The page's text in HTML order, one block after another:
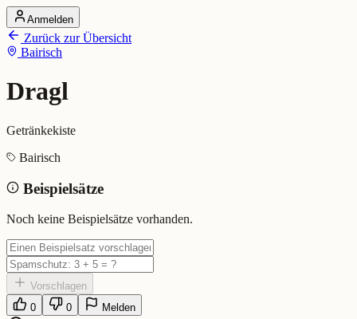
Startseite
Alle Dialekte
Dialekte vergleichen
Dialekt-Karte
Ranking
Dragl (Bairisch)
Bedeutung: Getränkekiste
Eingereicht von: Mundwerk Team
Anmelden
Zurück zur Übersicht
Bairisch
Dragl
Getränkekiste
Bairisch
Beispielsätze
Noch keine Beispielsätze vorhanden.
Vorschlagen
0
0 Melden